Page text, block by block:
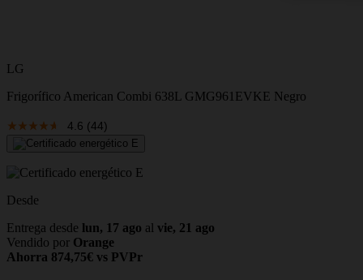
LG
Frigorífico American Combi 638L GMG961EVKE Negro
4.6 (44)
Desde
Entrega desde lun, 17 ago al vie, 21 ago
Vendido por Orange
Ahorra 874,75€ vs PVPr